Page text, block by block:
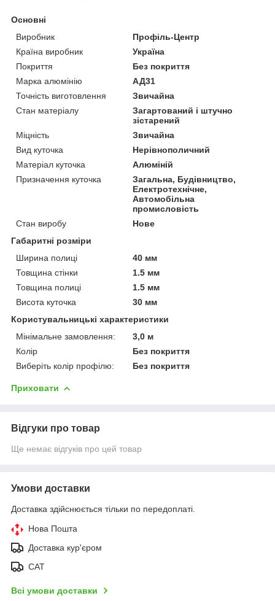
Основні
Виробник
Профіль-Центр
Країна виробник
Україна
Покриття
Без покриття
Марка алюмінію
АД31
Точність виготовлення
Звичайна
Стан матеріалу
Загартований і штучно
зістарений
Міцність
Звичайна
Вид куточка
Нерівнополичний
Матеріал куточка
Алюміній
Призначення куточка
Загальна, Будівництво,
Електротехнічне,
Автомобільна
промисловість
Стан виробу
Нове
Габаритні розміри
Ширина полиці
40 мм
Товщина стінки
1.5 мм
Товщина полиці
1.5 мм
Висота куточка
30 мм
Користувальницькі характеристики
Мінімальне замовлення:
3,0 м
Колір
Без покриття
Виберіть колір профілю:
Без покриття
Приховати
Відгуки про товар
Ще немає відгуків про цей товар
Умови доставки
Доставка здійснюється тільки по передоплаті.
Нова Пошта
Доставка кур'єром
САТ
Всі умови доставки